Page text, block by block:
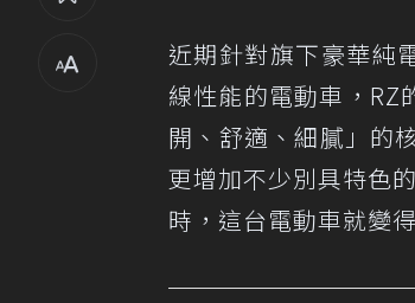
近期針對旗下豪華純
線性能的電動車，RZ
開、舒適、細膩」的
更增加不少別具特色
時，這台電動車就變